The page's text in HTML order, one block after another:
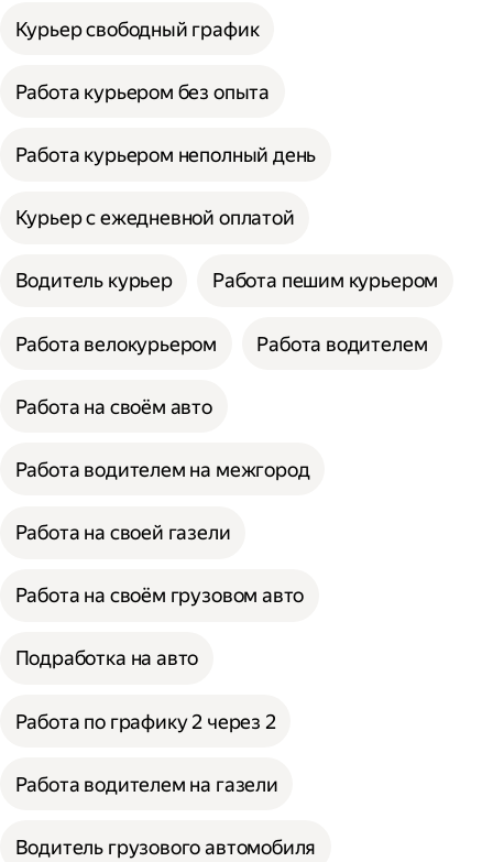
Курьер свободный график
Работа курьером без опыта
Работа курьером неполный день
Курьер с ежедневной оплатой
Водитель курьер Работа пешим курьером
Работа велокурьером Работа водителем
Работа на своём авто
Работа водителем на межгород
Работа на своей газели
Работа на своём грузовом авто
Подработка на авто
Работа по графику 2 через 2
Работа водителем на газели
Водитель грузового автомобиля